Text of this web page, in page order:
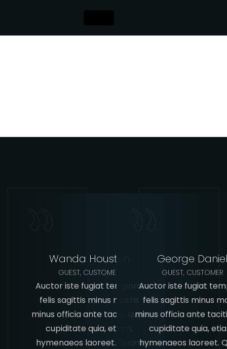
Wanda Housten
GUEST, CUSTOMER
Auctor iste fugiat tempora,
felis sagittis minus mattis
minus officia ante taciti, quae
cupiditate quia, etiam,
hymenaeos laoreet. Quam
George
GUEST, CUSTOMER
Auctor iste fugiat
felis sagittis minus
minus officia ante
cupiditate quia,
hymenaeos laoreet.